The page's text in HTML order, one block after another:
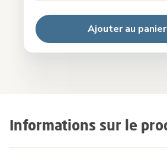
Informations sur le
Ajouter au panier